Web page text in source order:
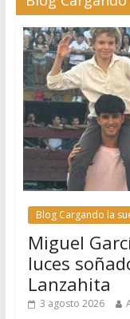
Blog Cargando la
Miguel
luces
Lanzahita
3 agosto 2026